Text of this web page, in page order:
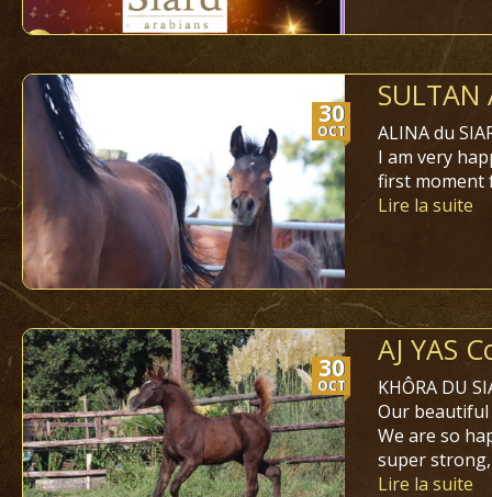
30
OCT
ALINA du
I am very
first moment
Lire la suite
30
OCT
AJ YAS
KHÔRA DU
Our
We are so
super
Lire la suite